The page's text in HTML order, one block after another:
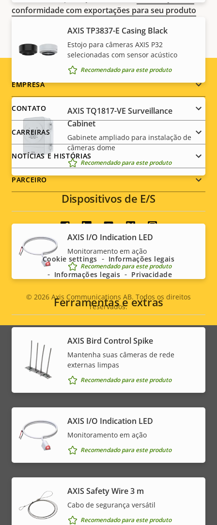
AXIS TP3837-E Casing Black
Estojo para câmeras AXIS P32
selecionadas com sensor acústico
Recomendado para este produto
AXIS TQ1817-VE Surveillance
Cabinet
Gabinete ampliado para instalação de
câmeras dome
Recomendado para este produto
Dispositivos de E/S
AXIS I/O Indication LED
Monitoramento em ação
Recomendado para este produto
Ferramentas e extras
AXIS Bird Control Spike
Mantenha suas câmeras de rede
externas limpas
Recomendado para este produto
AXIS I/O Indication LED
Monitoramento em ação
Recomendado para este produto
AXIS Safety Wire 3 m
Cabo de segurança versátil
Recomendado para este produto
conformidade com exportações para seu produto
Footer
menu
EMPRESA
CONTATO
CARREIRAS
NOTÍCIAS E HISTÓRIAS
PARCEIRO
Social
menu
Legal
menu
© 2026 Axis Communications AB. Todos os direitos
reservados.
Cookie settings
Informações legais
Informações legais
Privacidade